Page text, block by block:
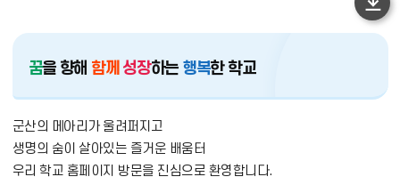
기
꿈을 향해 함께 성장하는 행복한 학교
군산의 메아리가 울려퍼지고
생명의 숨이 살아있는 즐거운 배움터
우리 학교 홈페이지 방문을 진심으로 환영합니다.
하
단
동